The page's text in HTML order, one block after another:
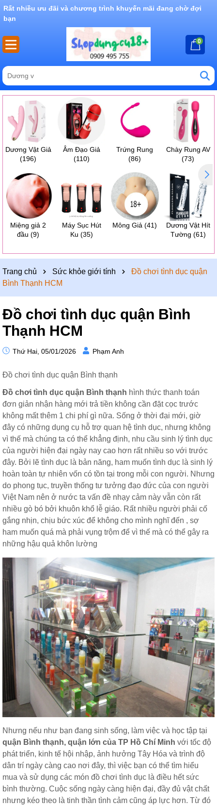
Rất nhiều ưu đãi và chương trình khuyến mãi đang chờ đợi
bạn
0
Dương Vật Giả
(196)
Âm Đạo Giả
(110)
Trứng Rung
(86)
Chày Rung AV
(73)
Miệng giả 2
đầu (9)
Máy Sục Hút
Ku (35)
Mông Giả (41)
Dương Vật Hít
Tường (61)
Trang chủ Sức khỏe giới tính
Đồ chơi tình dục quận
Bình Thạnh HCM
Đồ chơi tình dục quận Bình
Thạnh HCM
Thứ Hai, 05/01/2026 Phạm Anh
Đồ chơi tình dục quận Bình thạnh
Đồ chơi tình dục quận Bình thạnh hình thức thanh toán
đơn giản nhận hàng mới trả tiền không cần đặt cọc trước
không mất thêm 1 chi phí gì nữa. Sống ở thời đại mới, giờ
đây có những dụng cụ hỗ trợ quan hệ tình dục, nhưng không
vì thế mà chúng ta có thể khẳng định, nhu cầu sinh lý tình dục
của người hiện đại ngày nay cao hơn rất nhiều so với trước
đây. Bởi lẽ tình dục là bản năng, ham muốn tình dục là sinh lý
hoàn toàn tự nhiên vốn có tồn tại trong mỗi con người. Nhưng
do phong tục, truyền thống tư tưởng đạo đức của con người
Việt Nam nên ở nước ta vấn đề nhạy cảm này vẫn còn rất
nhiều gò bó bởi khuôn khổ lễ giáo. Rất nhiều người phải cố
gắng nhịn, chịu bức xúc để không cho mình nghĩ đến , sợ
ham muốn quá mà phải vụng trộm để vì thế mà có thể gây ra
những hậu quả khôn lường
Nhưng nếu như bạn đang sinh sống, làm việc và học tập tại
quận Bình thạnh, quận lớn của TP Hồ Chí Minh với tốc độ
phát triển, kinh tế hội nhập, ảnh hưởng Tây Hóa và trình độ
dân trí ngày càng cao nơi đây, thì việc bạn có thể tìm hiểu
mua và sử dụng các món đồ chơi tình dục là điều hết sức
bình thường. Cuộc sống ngày càng hiện đại, đầy đủ vật chất
nhưng kéo theo là tinh thần tình cảm cũng áp lực hơn. Từ đó